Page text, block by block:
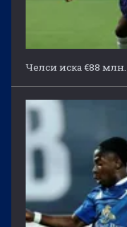
Челси иска €88